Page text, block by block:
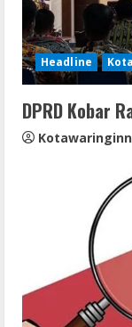
a
d
i
n
Headline
DPRD Kobar